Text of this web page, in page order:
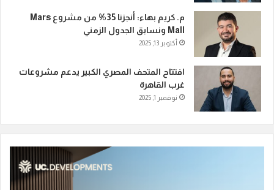
م. كريم بهاء: أنجزنا 35% من مشروع Mars
Mall ونسابق الجدول الزمني
أكتوبر 13, 2025
افتتاح المتحف المصري الكبير يدعم مشروعات
غرب القاهرة
نوفمبر 1, 2025